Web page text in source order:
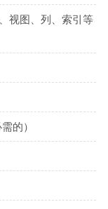
视图、列、索引等
的）